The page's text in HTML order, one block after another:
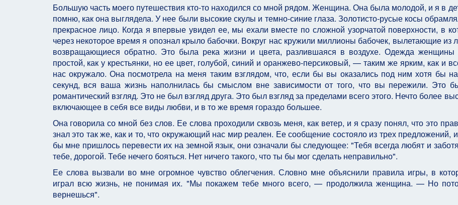
Большую часть моего путешествия кто-то находился со мной рядом. Женщина. Она была молодой, и я в
помню, как она выглядела. У нее были высокие скулы и темно-синие глаза. Золотисто-русые косы
прекрасное лицо. Когда я впервые увидел ее, мы ехали вместе по сложной узорчатой поверхности, в
через некоторое время я опознал крыло бабочки. Вокруг нас кружили миллионы бабочек, вылетающие из
возвращающиеся обратно. Это была река жизни и цвета, разлившаяся в воздухе. Одежда
простой, как у крестьянки, но ее цвет, голубой, синий и оранжево-персиковый, — таким же ярким, как и
нас окружало. Она посмотрела на меня таким взглядом, что, если бы вы оказались под ним хотя бы
секунд, вся ваша жизнь наполнилась бы смыслом вне зависимости от того, что вы пережили. Это
романтический взгляд. Это не был взгляд друга. Это был взгляд за пределами всего этого. Нечто более
включающее в себя все виды любви, и в то же время гораздо большее.
Она говорила со мной без слов. Ее слова проходили сквозь меня, как ветер, и я сразу понял, что это
знал это так же, как и то, что окружающий нас мир реален. Ее сообщение состояло из трех предложений,
бы мне пришлось перевести их на земной язык, они означали бы следующее: "Тебя всегда любят и
тебе, дорогой. Тебе нечего бояться. Нет ничего такого, что ты бы мог сделать неправильно".
Ее слова вызвали во мне огромное чувство облегчения. Словно мне объяснили правила игры, в
играл всю жизнь, не понимая их. "Мы покажем тебе много всего, — продолжила женщина. — Но
вернешься".